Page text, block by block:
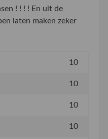
! ! ! ! En uit de
laten maken zeker
10
10
10
10